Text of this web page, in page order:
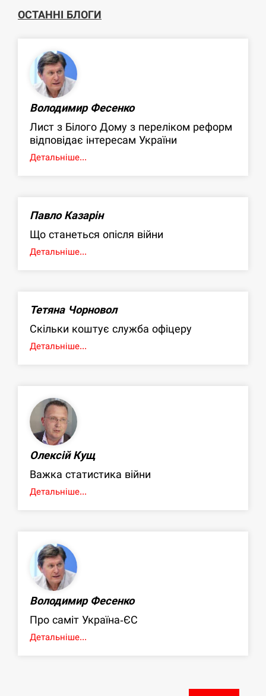
ОСТАННІ БЛОГИ
Володимир Фесенко
Лист з Білого Дому з переліком реформ
відповідає інтересам України
Детальніше...
Павло Казарін
Що станеться опісля війни
Детальніше...
Тетяна Чорновол
Скільки коштує служба офіцеру
Детальніше...
Олексій Кущ
Важка статистика війни
Детальніше...
Володимир Фесенко
Про саміт Україна-ЄС
Детальніше...